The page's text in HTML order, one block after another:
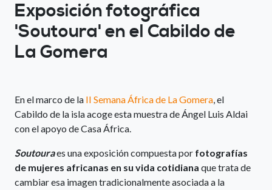
Exposición fotográfica
'Soutoura' en el Cabildo de
La Gomera
En el marco de la II Semana África de La Gomera, el
Cabildo de la isla acoge esta muestra de Ángel Luis Aldai
con el apoyo de Casa África.
Soutouraes una exposición compuesta por fotografías
de mujeres africanas en su vida cotidiana que trata de
cambiar esa imagen tradicionalmente asociada a la